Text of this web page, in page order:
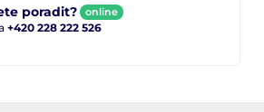
poradit? online
+420 228 222 526